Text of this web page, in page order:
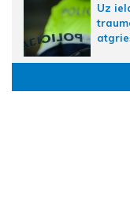
Uz